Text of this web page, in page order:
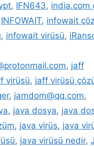
, IFN643, india.com
INFOWAIT, infowait
, infowait virüsü,
, jaff
virüsü, jaff virüsü
, jamdom@qq.com,
, java dosya, java
, java virüs, java
, java virüsü nedir,